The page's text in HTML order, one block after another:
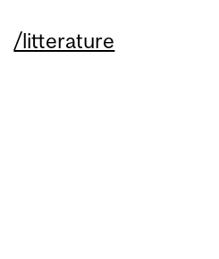
/litterature